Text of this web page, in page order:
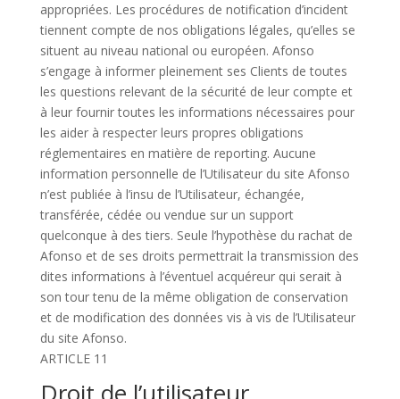
appropriées. Les procédures de notification d’incident
tiennent compte de nos obligations légales, qu’elles se
situent au niveau national ou européen. Afonso
s’engage à informer pleinement ses Clients de toutes
les questions relevant de la sécurité de leur compte et
à leur fournir toutes les informations nécessaires pour
les aider à respecter leurs propres obligations
réglementaires en matière de reporting. Aucune
information personnelle de l’Utilisateur du site Afonso
n’est publiée à l’insu de l’Utilisateur, échangée,
transférée, cédée ou vendue sur un support
quelconque à des tiers. Seule l’hypothèse du rachat de
Afonso et de ses droits permettrait la transmission des
dites informations à l’éventuel acquéreur qui serait à
son tour tenu de la même obligation de conservation
et de modification des données vis à vis de l’Utilisateur
du site Afonso.
ARTICLE 11